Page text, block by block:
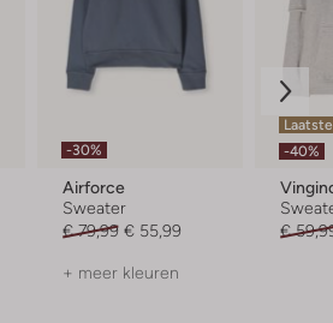
-30%
Airforce
Sweater
€ 79,99 € 55,99
+ meer kleuren
-40%
€